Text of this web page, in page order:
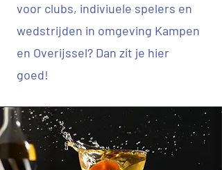
voor clubs, indiviuele spelers en
wedstrijden in omgeving Kampen
en Overijssel? Dan zit je hier
goed!